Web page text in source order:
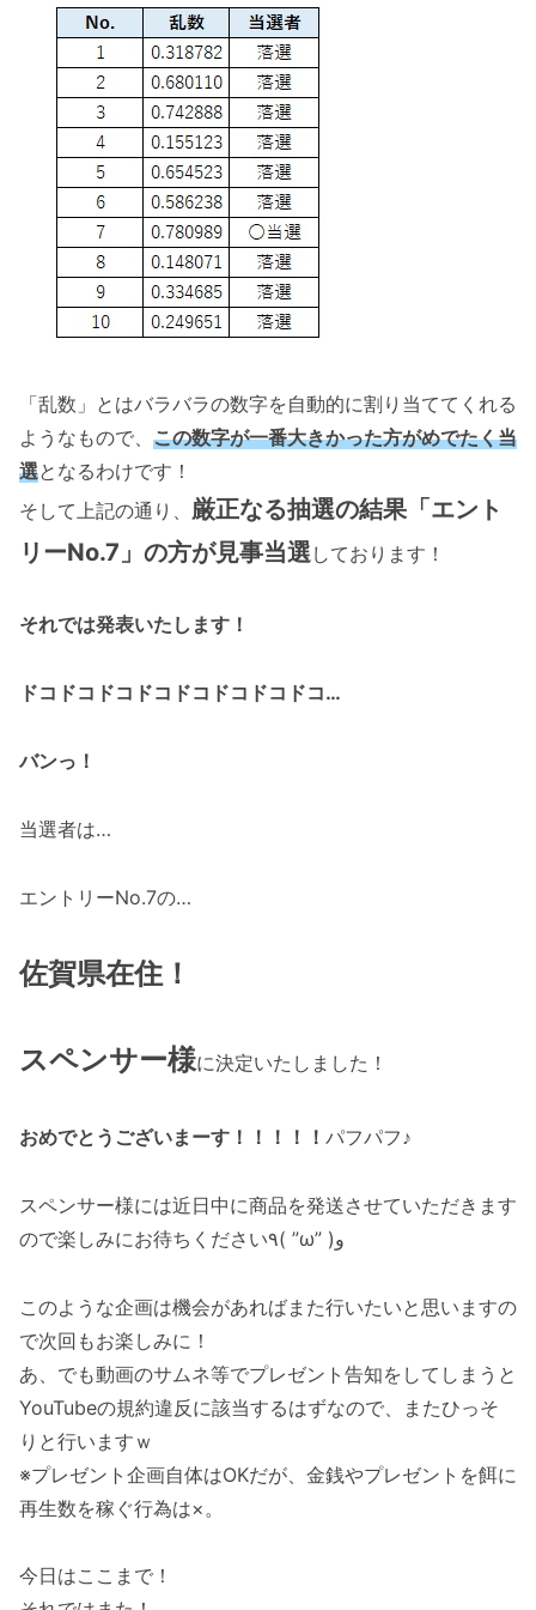
「乱数」とはバラバラの数字を自動的に割り当ててくれる
ようなもので、 この数字が一番大きかった方がめでたく当
選となるわけです！
そして上記の通り、 厳正なる抽選の結果「エント
リーNo.7」の方が見事当選 しております！
それでは発表いたします！
ドコドコドコドコドコドコドコドコ…
バンっ！
当選者は…
エントリーNo.7の…
佐賀県在住！
スペンサー様に決定いたしました！
おめでとうございまーす！！！！！ パフパフ♪
スペンサー様には近日中に商品を発送させていただきます
ので楽しみにお待ちください٩( ”ω” )و
このような企画は機会があればまた行いたいと思いますの
で次回もお楽しみに！
あ、でも動画のサムネ等でプレゼント告知をしてしまうと
YouTubeの規約違反に該当するはずなので、またひっそ
りと行いますｗ
※プレゼント企画自体はOKだが、金銭やプレゼントを餌に
再生数を稼ぐ行為は×。
今日はここまで！